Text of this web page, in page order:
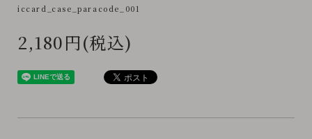
iccard_case_paracode_001
2,180円(税込)